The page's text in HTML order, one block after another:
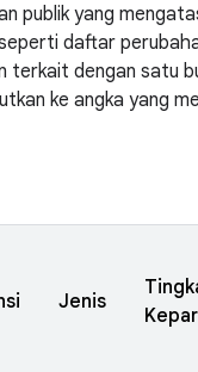
publik yang
daftar
terkait dengan satu
ke angka yang
Jenis